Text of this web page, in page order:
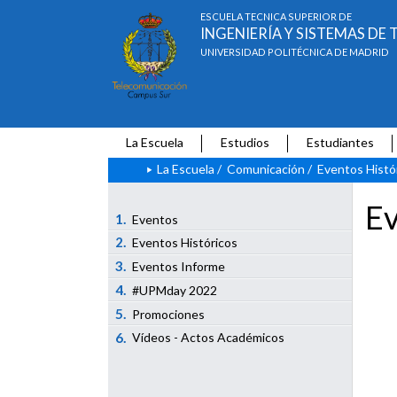
ESCUELA TÉCNICA SUPERIOR DE
INGENIERÍA Y SISTEMAS
UNIVERSIDAD POLITÉCNICA DE MADRID
La Escuela Estudios
Estudiantes
La Escuela / Comunicación / Eventos
1. Eventos
2. Eventos Históricos
3. Eventos Informe
4. #UPMday 2022
5. Promociones
6. Vídeos - Actos Académicos